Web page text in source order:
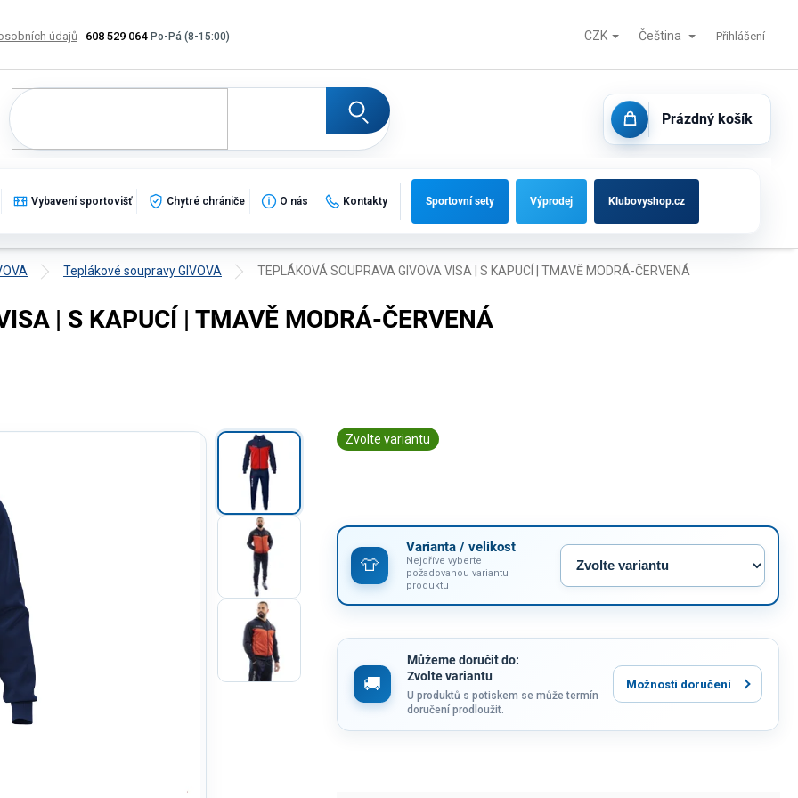
608 529 064
údajů Výměna, vrácení a reklamace zboží Fotbalové branky, střídačky a vybavení hřišť Kontakty
CZK Čeština Přihlášení
NÁKUPNÍ
KOŠÍK
Prázdný košík
Vybavení sportovišť Chytré chrániče O nás Kontakty Sportovní sety Výprodej Klubovyshop.cz
Teplákové soupravy GIVOVA TEPLÁKOVÁ SOUPRAVA GIVOVA VISA | S KAPUCÍ | TMAVĚ MODRÁ-ČERVENÁ
| S KAPUCÍ | TMAVĚ MODRÁ-ČERVENÁ
Zvolte variantu
Varianta / velikost
Nejdříve vyberte
požadovanou variantu
produktu
Můžeme doručit do:
Zvolte variantu
U produktů s potiskem se může termín
doručení prodloužit.
Možnosti doručení